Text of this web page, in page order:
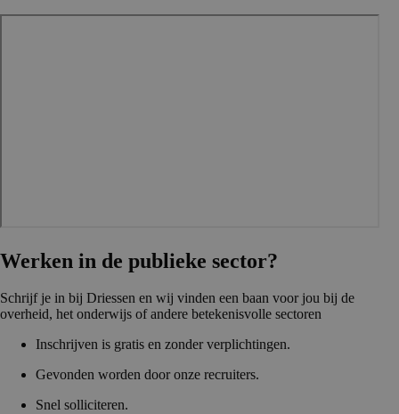
Werken in de publieke sector?
Schrijf je in bij Driessen en wij vinden een baan voor jou bij de
overheid, het onderwijs of andere betekenisvolle sectoren
Inschrijven is gratis en zonder verplichtingen.
Gevonden worden door onze recruiters.
Snel solliciteren.